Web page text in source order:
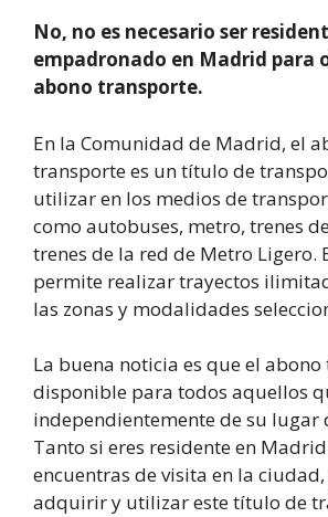
No, no es necesario ser
empadronado en Madrid para
abono transporte.
En la Comunidad de Madrid, el
transporte es un título de
utilizar en los medios de
como autobuses, metro, trenes
trenes de la red de Metro Ligero.
permite realizar trayectos
las zonas y modalidades
La buena noticia es que el
disponible para todos aquellos
independientemente de su lugar
Tanto si eres residente en
encuentras de visita en la
adquirir y utilizar este título de